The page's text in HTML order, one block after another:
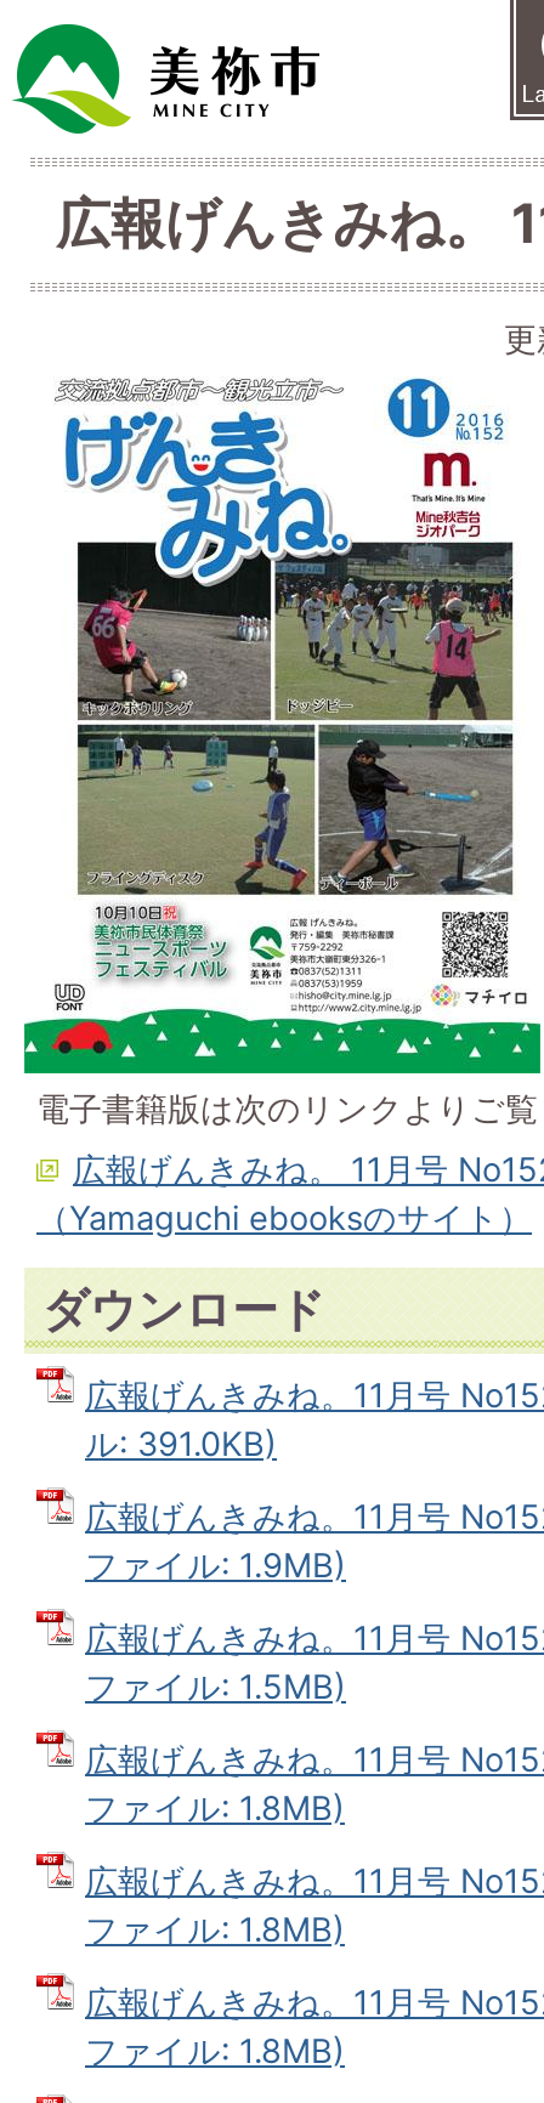
広報げんきみね。
電子書籍版は次のリンクよりご
広報げんきみね。 11月号
（Yamaguchi ebooksのサイト）
ダウンロード
広報げんきみね。11月号
ル: 391.0KB)
広報げんきみね。11月号
ファイル: 1.9MB)
広報げんきみね。11月号
ファイル: 1.5MB)
広報げんきみね。11月号
ファイル: 1.8MB)
広報げんきみね。11月号
ファイル: 1.8MB)
広報げんきみね。11月号
ファイル: 1.8MB)